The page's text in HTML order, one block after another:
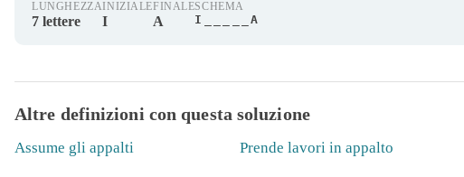
LUNGHEZZA
7 lettere
INIZIALE
I
FINALE
A
SCHEMA
I_____A
Altre definizioni con questa soluzione
Assume gli appalti Prende lavori in appalto